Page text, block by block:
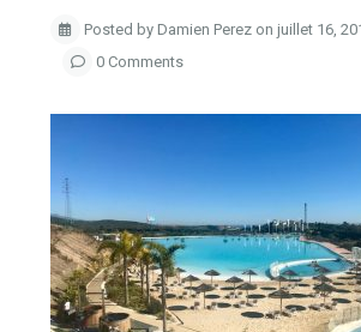
Posted by Damien Perez on juillet 16,
0 Comments